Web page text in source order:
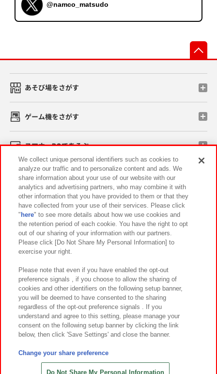
@namco_matsudo
あそび場をさがす
ゲーム機をさがす
スマホ・PCであそぶ
イベント・キャンペーン
関連会社 サステナビリティ サイトポリシー
プライバシーポリシー ウェブアクセシビリティ方針と検証結果
お取引先さまとともに
カスタマーハラスメント対応方針 よくあるご質問・お問い合わせ
©Bandai Namco Amusement Inc.
©Bandai Namco Amusement Lab Inc.
©HANAYASHIKI Co., Ltd. All Rights Reserved.
We collect unique personal identifiers such as cookies to
analyze our traffic and to personalize content and ads. We
share information about your use of our website with our
analytics and advertising partners, who may combine it with
other information that you have provided to them or that they
have collected from your use of their services. Please click
" here" to see more details about how we use cookies and
the retention period of each cookie. You have the right to opt
out of our sharing of your information with our partners.
Please click [Do Not Share My Personal Information] to
exercise your right.
Please note that even if you have enabled the opt-out
preference signals , if you choose to allow the sharing of
cookies and other identifiers on the following setup banner,
you will be deemed to have consented to the sharing
regardless of the opt-out preference signals . If you
understand and agree to this setting, please manage your
consent on the following setup banner by clicking the link
below, then click 'Save Settings' and close the banner.
Change your share preference
Do Not Share My Personal Information